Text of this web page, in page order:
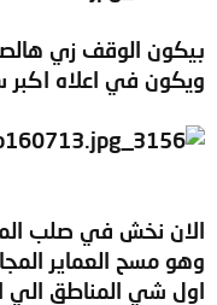
بيكون الوقف زي
ويكون في اعلاه اكبر
الان نخش في صلب
وهو مسح العماير
اول شي المناطق الي